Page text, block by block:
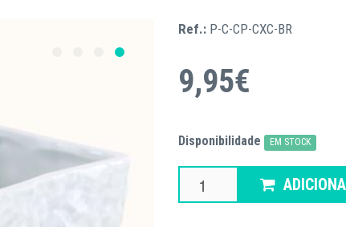
Ref.: P-C-CP-CXC-BR
9,95€
Disponibilidade EM STOCK